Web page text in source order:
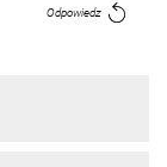
Odpowiedz